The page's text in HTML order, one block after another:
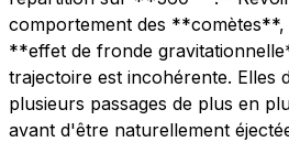
comportement des
**effet de fronde
trajectoire est incohérente. Elles
plusieurs passages de plus en
avant d'être naturellement